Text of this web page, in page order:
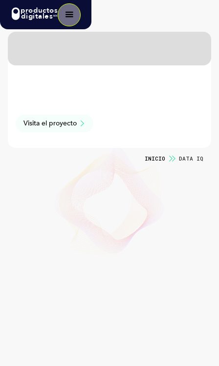
productos
digitalesMX
Visita el proyecto
INICIO DATA IQ